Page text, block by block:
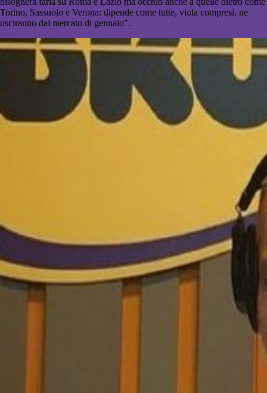
Torino, Sassuolo e Verona: dipende come tutte, viola compresi, ne
usciranno dal mercato di gennaio".